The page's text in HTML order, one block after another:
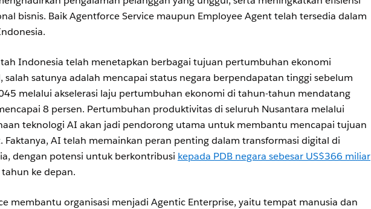
bisnis. Baik Agentforce Service maupun Employee Agent telah tersedia dalam
Indonesia telah menetapkan berbagai tujuan pertumbuhan ekonomi
salah satunya adalah mencapai status negara berpendapatan tinggi sebelum
melalui akselerasi laju pertumbuhan ekonomi di tahun-tahun mendatang
8 persen. Pertumbuhan produktivitas di seluruh Nusantara melalui
teknologi AI akan jadi pendorong utama untuk membantu mencapai tujuan
Faktanya, AI telah memainkan peran penting dalam transformasi digital di
dengan potensi untuk berkontribusi kepada PDB negara sebesar US$366 miliar
ke depan.
membantu organisasi menjadi Agentic Enterprise, yaitu tempat manusia dan